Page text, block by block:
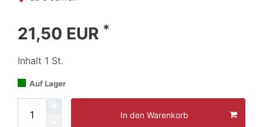
21,50 EUR *
Inhalt 1 St.
Auf Lager
In den Warenkorb